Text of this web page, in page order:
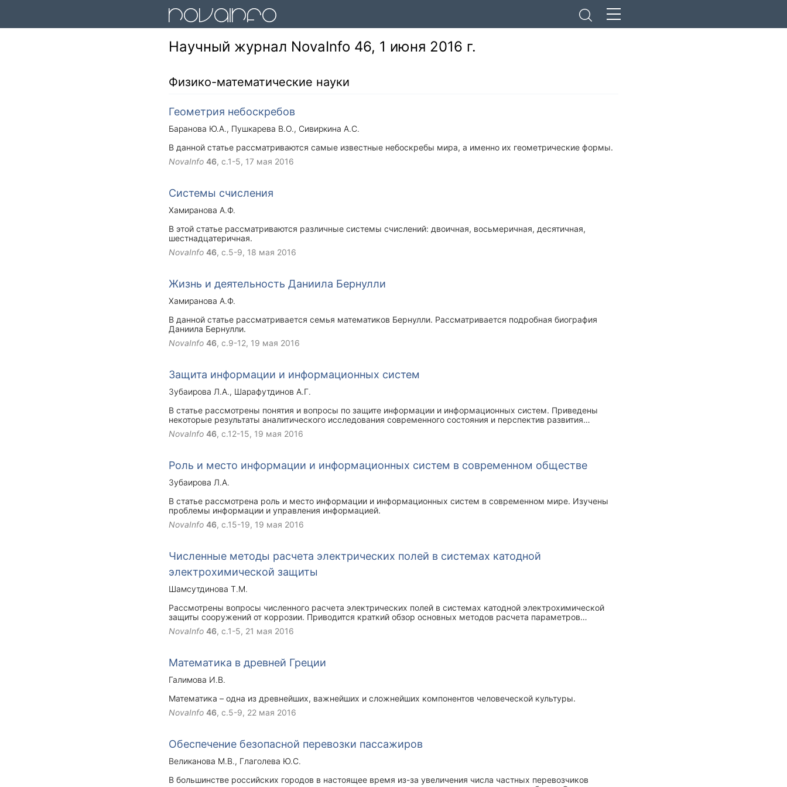
Научный журнал NovaInfo 46, 1 июня 2016 г.
Физико-математические науки
Геометрия небоскребов
Баранова Ю.А. Пушкарева В.О.
Сивиркина А.С.
В данной статье рассматриваются самые известные небоскребы мира, а именно их геометрические формы.
NovaInfo 46, с.1-5, 17 мая 2016
Системы счисления
Хамиранова А.Ф.
В этой статье рассматриваются различные системы счислений: двоичная, восьмеричная, десятичная,
шестнадцатеричная.
NovaInfo 46, с.5-9, 18 мая 2016
Жизнь и деятельность Даниила Бернулли
Хамиранова А.Ф.
В данной статье рассматривается семья математиков Бернулли. Рассматривается подробная биография
Даниила Бернулли.
NovaInfo 46, с.9-12, 19 мая 2016
Защита информации и информационных систем
Зубаирова Л.А.
Шарафутдинов А.Г.
В статье рассмотрены понятия и вопросы по защите информации и информационных систем. Приведены
некоторые результаты аналитического исследования современного состояния и перспектив развития
средств защиты информации. Ключевые слова: информационные системы, информационные технологии,
персональные данные, защита информации, несанкционированный доступ.
NovaInfo 46, с.12-15, 19 мая 2016
Роль и место информации и информационных систем в современном обществе
Зубаирова Л.А.
В статье рассмотрена роль и место информации и информационных систем в современном мире. Изучены
проблемы информации и управления информацией.
NovaInfo 46, с.15-19, 19 мая 2016
Численные методы расчета электрических полей в системах катодной
электрохимической защиты
Шамсутдинова Т.М.
Рассмотрены вопросы численного расчета электрических полей в системах катодной электрохимической
защиты сооружений от коррозии. Приводится краткий обзор основных методов расчета параметров
электрохимических систем.
NovaInfo 46, с.1-5, 21 мая 2016
Математика в древней Греции
Галимова И.В.
Математика – одна из древнейших, важнейших и сложнейших компонентов человеческой культуры.
NovaInfo 46, с.5-9, 22 мая 2016
Обеспечение безопасной перевозки пассажиров
Великанова М.В.
Глаголева Ю.С.
В большинстве российских городов в настоящее время из-за увеличения числа частных перевозчиков